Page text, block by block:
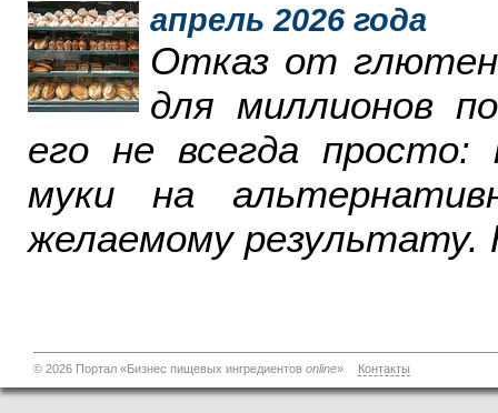
апрель 2026 года
Отказ от
для миллионов
его не всегда просто:
муки на
желаемому результату.
© 2026 Портал «Бизнес пищевых ингредиентов online» Контакты